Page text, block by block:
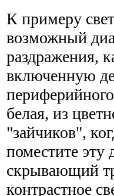
К примеру
возможный
раздражения,
включенную
белая, из
"зайчиков",
поместите эту
скрывающий
контрастное